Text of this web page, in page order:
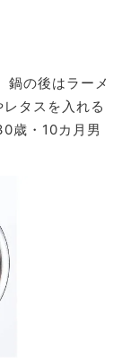
鍋の後はラーメ
タスを入れる
・10カ月男